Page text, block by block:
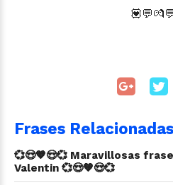
💟💬💏
Frases
💞😍🧡😍💞 Maravillosas
Valentin 💞😍🧡😍💞